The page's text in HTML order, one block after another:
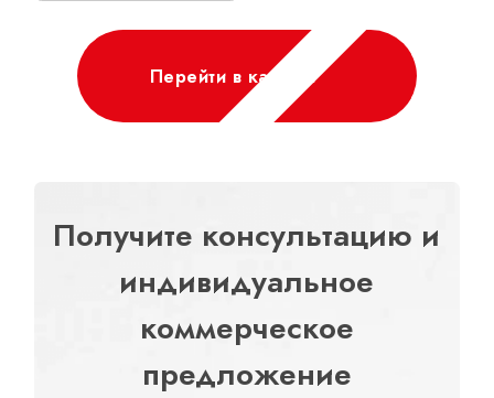
Перейти в каталог
Получите консультацию и
индивидуальное
коммерческое
предложение